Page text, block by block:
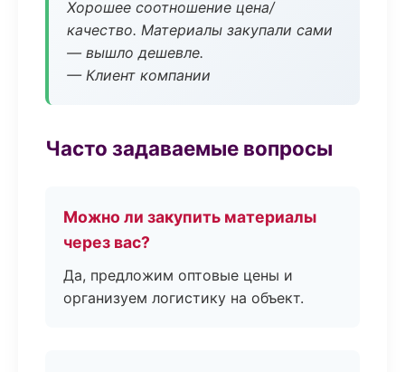
Хорошее соотношение цена/
качество. Материалы закупали сами
— вышло дешевле.
— Клиент компании
Часто задаваемые вопросы
Можно ли закупить материалы
через вас?
Да, предложим оптовые цены и
организуем логистику на объект.